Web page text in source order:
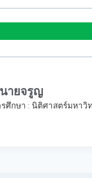
ายจรูญ
รศึกษา : นิติศาสตร์มหาวิ